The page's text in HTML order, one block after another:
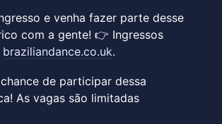
e venha fazer parte desse
com a gente! 👉 Ingressos
braziliandance.co.uk.
de participar dessa
As vagas são limitadas